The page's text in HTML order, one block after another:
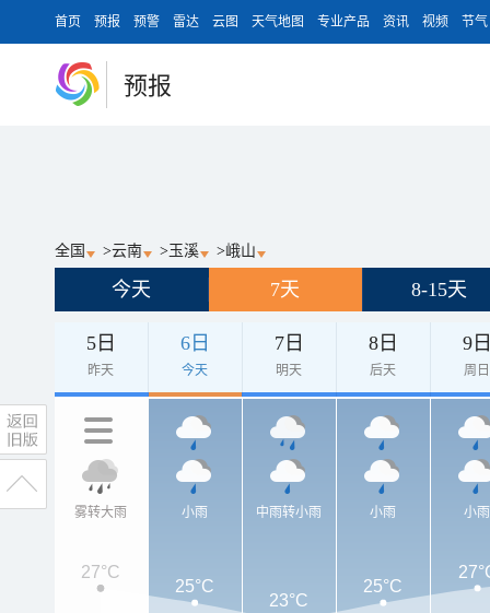
首页 预报 预警 雷达 云图 天气地图 专业产品 资讯 视频 节气
预报
全国 >云南 > 玉溪 >峨山
今天 7天 8-15天
5日
昨天
6日
今天
7日
明天
8日
后天
9
周日
雾转大雨 小雨 中雨转小雨 小雨 小雨
27°C
25°C
23°C
25°C